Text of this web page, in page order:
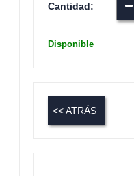
Cantidad:
Disponible
<< ATRÁS